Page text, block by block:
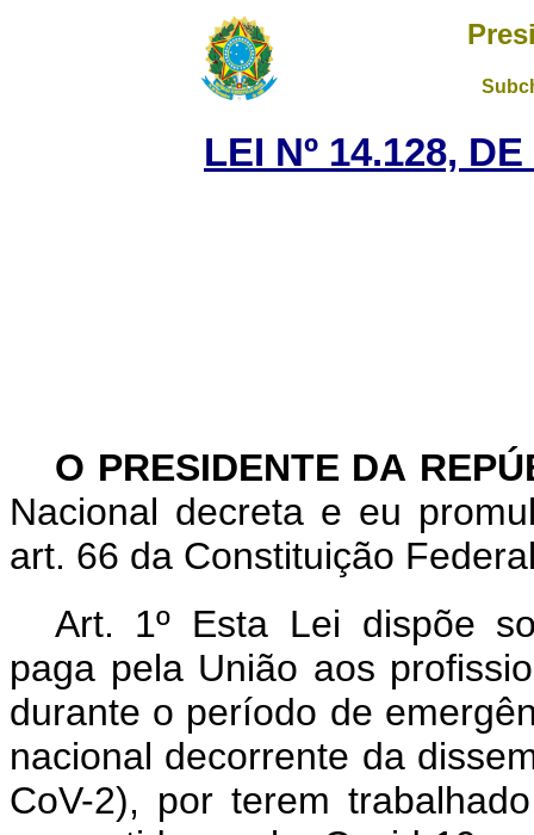
LEI Nº 14.128,
O PRESIDENTE DA
Nacional decreta e eu
art. 66 da Constituição
Art. 1º Esta Lei dispõe
paga pela União aos
durante o período de
nacional decorrente da
CoV-2), por terem